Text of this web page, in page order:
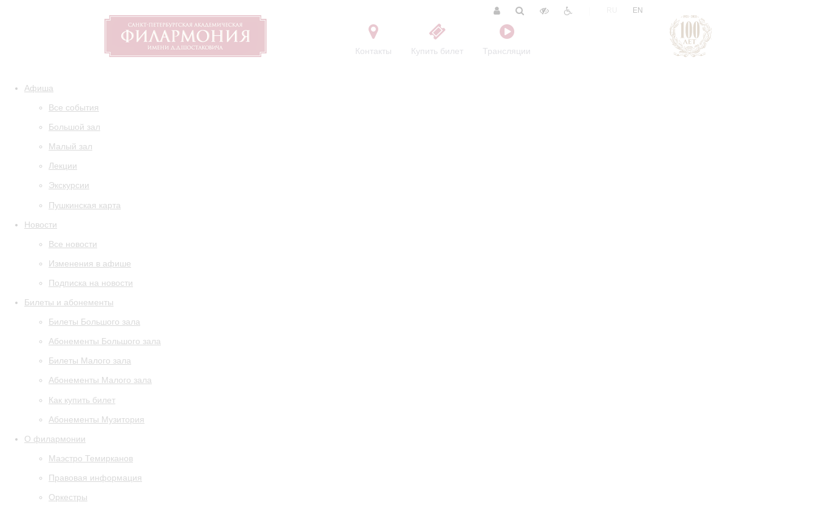
Контакты Купить билет Трансляции
EN
Афиша
Все события
Большой зал
Малый зал
Лекции
Экскурсии
Пушкинская карта
Новости
Все новости
Изменения в афише
Подписка на новости
Билеты и абонементы
Билеты Большого зала
Абонементы Большого зала
Билеты Малого зала
Абонементы Малого зала
Как купить билет
Абонементы Музитория
О филармонии
Маэстро Темирканов
Правовая информация
Оркестры